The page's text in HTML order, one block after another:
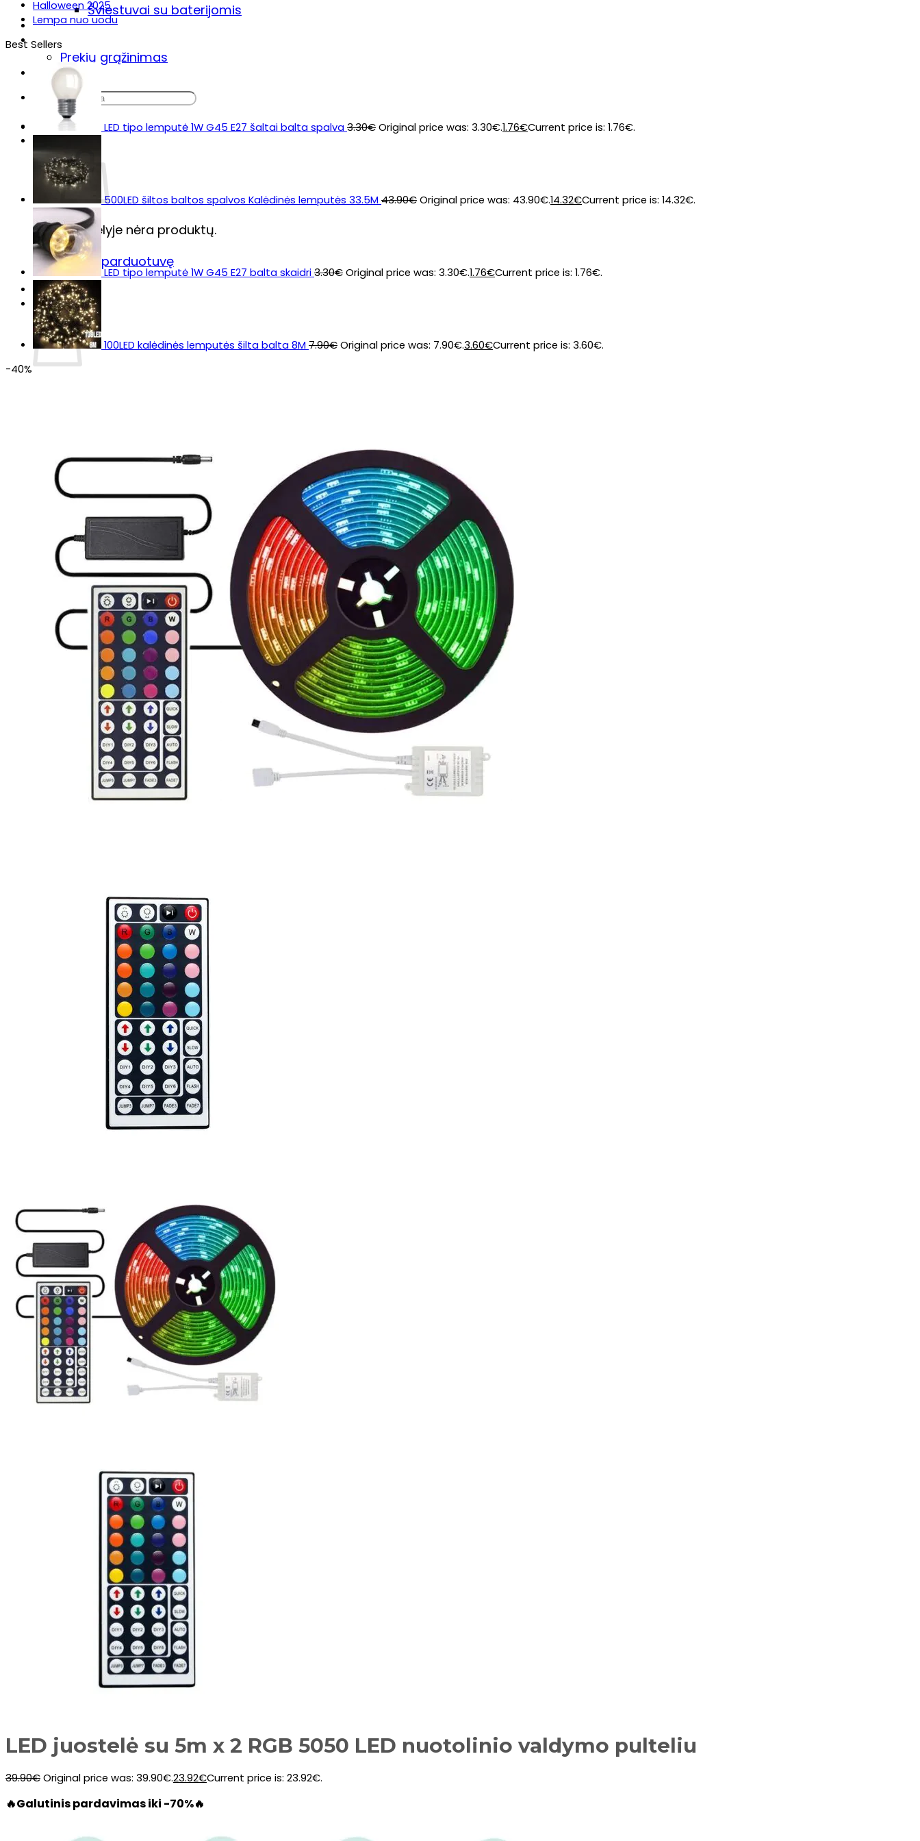
Šviestuvai su baterijomis
Sodo šviestuvas „Lumiz“
Prekių pristatymas & grąžinimas
Prekių grąžinimas
DUK
Ieškoti:
Krepšelyje nėra produktų.
Grįžti į parduotuvę
Krepšelis
Halloween 2025
Lempa nuo uodu
Best Sellers
LED tipo lemputė 1W G45 E27 šaltai balta spalva 3.30€ Original price was: 3.30€.1.76€Current price is: 1.76€.
500LED šiltos baltos spalvos Kalėdinės lemputės 33.5M 43.90€ Original price was: 43.90€.14.32€Current price is: 14.32€.
LED tipo lemputė 1W G45 E27 balta skaidri 3.30€ Original price was: 3.30€.1.76€Current price is: 1.76€.
100LED kalėdinės lemputės šilta balta 8M 7.90€ Original price was: 7.90€.3.60€Current price is: 3.60€.
-40%
LED juostelė su 5m x 2 RGB 5050 LED nuotolinio valdymo pulteliu
39.90€ Original price was: 39.90€.23.92€Current price is: 23.92€.
🔥Galutinis pardavimas iki -70%🔥